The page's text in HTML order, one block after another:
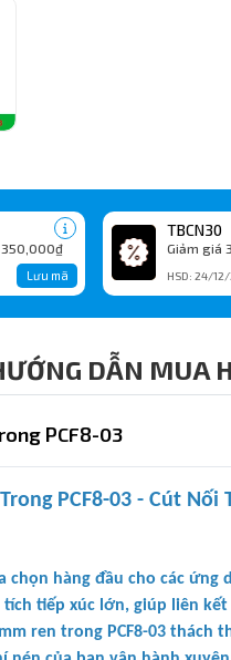
350,000₫
Lưu mã
TBCN30
Giảm giá
HSD: 24/
DẪN MUA
PCF8-03
PCF8-03 - Cút Nối
chọn hàng đầu cho các
tiếp xúc lớn, giúp liên
ren trong PCF8-03